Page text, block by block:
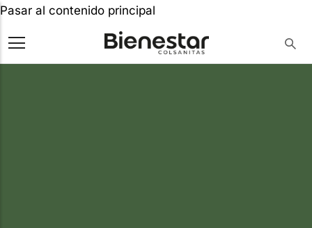
Pasar al contenido principal